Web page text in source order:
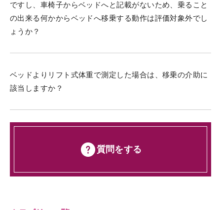
ですし、車椅子からベッドへと記載がないため、乗ること
の出来る何かからベッドへ移乗する動作は評価対象外でし
ょうか？
ベッドよりリフト式体重で測定した場合は、移乗の介助に
該当しますか？
質問をする